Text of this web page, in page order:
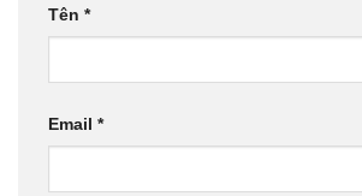
Tên *
Email *